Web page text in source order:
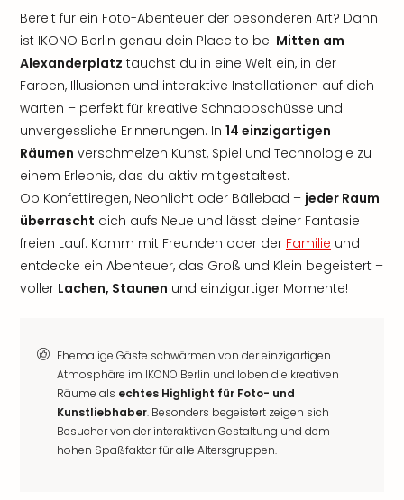
Bereit für ein Foto-Abenteuer der besonderen Art? Dann
ist IKONO Berlin genau dein Place to be! Mitten am
Alexanderplatz tauchst du in eine Welt ein, in der
Farben, Illusionen und interaktive Installationen auf dich
warten – perfekt für kreative Schnappschüsse und
unvergessliche Erinnerungen. In 14 einzigartigen
Räumen verschmelzen Kunst, Spiel und Technologie zu
einem Erlebnis, das du aktiv mitgestaltest.
Ob Konfettiregen, Neonlicht oder Bällebad – jeder Raum
überrascht dich aufs Neue und lässt deiner Fantasie
freien Lauf. Komm mit Freunden oder der Familie und
entdecke ein Abenteuer, das Groß und Klein begeistert –
voller Lachen, Staunen und einzigartiger Momente!
Ehemalige Gäste schwärmen von der einzigartigen
Atmosphäre im IKONO Berlin und loben die kreativen
Räume als echtes Highlight für Foto- und
Kunstliebhaber. Besonders begeistert zeigen sich
Besucher von der interaktiven Gestaltung und dem
hohen Spaßfaktor für alle Altersgruppen.